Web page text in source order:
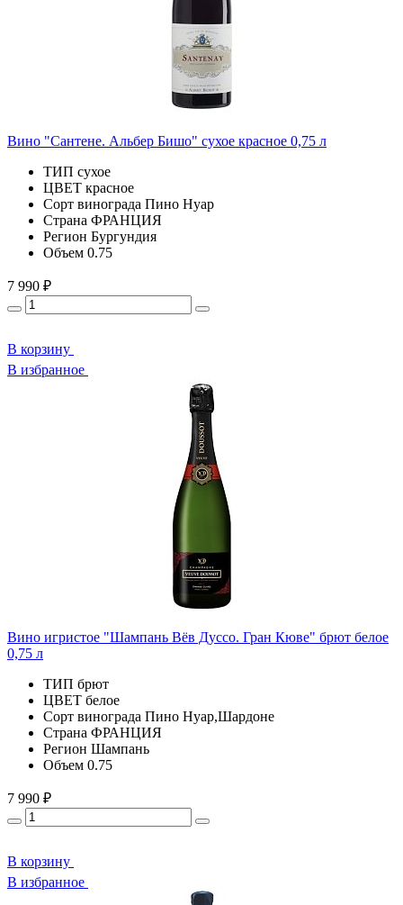
Вино "Сантене. Альбер Бишо" сухое красное 0,75 л
ТИП сухое
ЦВЕТ красное
Сорт винограда Пино Нуар
Страна ФРАНЦИЯ
Регион Бургундия
Объем 0.75
7 990 ₽
В корзину
В избранное
Вино игристое "Шампань Вёв Дуссо. Гран Кюве" брют белое
0,75 л
ТИП брют
ЦВЕТ белое
Сорт винограда Пино Нуар,Шардоне
Страна ФРАНЦИЯ
Регион Шампань
Объем 0.75
7 990 ₽
В корзину
В избранное